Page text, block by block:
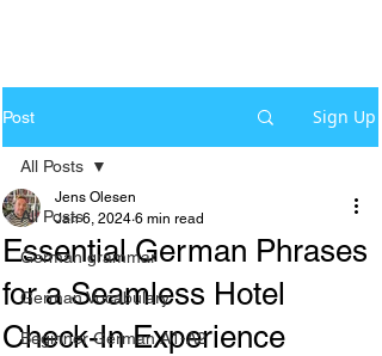
Post Sign Up
All Posts
German grammar
German Vocabulary
Beginner German A1-A2
All Posts
Essential German Phrases
for a Seamless Hotel
Check-In Experience
Jens Olesen
Jan 6, 2024 6 min read